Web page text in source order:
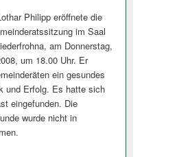
Philipp eröffnete die
im Saal
am Donnerstag,
um 18.00 Uhr. Er
ein gesundes
und Erfolg. Es hatte sich
eingefunden. Die
wurde nicht in